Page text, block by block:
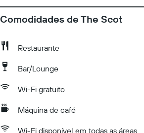
Comodidades de The Scot
Restaurante
Bar/Lounge
Wi-Fi gratuito
Máquina de café
Wi-Fi disponível em todas as áreas